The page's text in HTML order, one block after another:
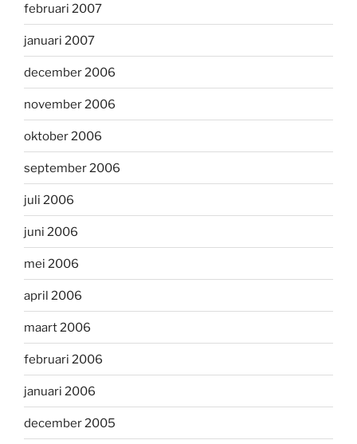
februari 2007
januari 2007
december 2006
november 2006
oktober 2006
september 2006
juli 2006
juni 2006
mei 2006
april 2006
maart 2006
februari 2006
januari 2006
december 2005